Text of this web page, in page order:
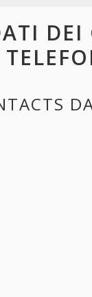
DEI